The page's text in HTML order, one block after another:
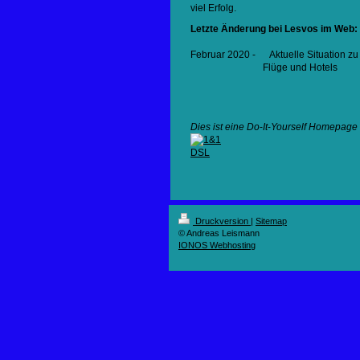
viel Erfolg.
Letzte Änderung bei Lesvos im Web:
Februar 2020 - Aktuelle Situation zu
Flüge und Hotels
Dies ist eine Do-It-Yourself Homepage
Druckversion | Sitemap
© Andreas Leismann
IONOS Webhosting